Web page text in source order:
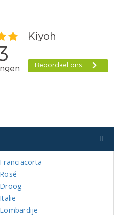
Franciacorta
Rosé
Droog
Italië
Lombardije